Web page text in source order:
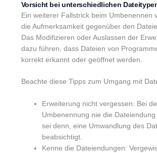
Vorsicht bei unterschiedlichen
Ein weiterer Fallstrick beim Umbenennen
die Aufmerksamkeit gegenüber den
Das Modifizieren oder Auslassen der
dazu führen, dass Dateien von
korrekt erkannt oder geöffnet werden.
Beachte diese Tipps zum Umgang mit
Erweiterung nicht vergessen: Bei
Umbenennung nie die
sei denn, eine Umwandlung des
beabsichtigt.
Kenne die Dateiendungen: